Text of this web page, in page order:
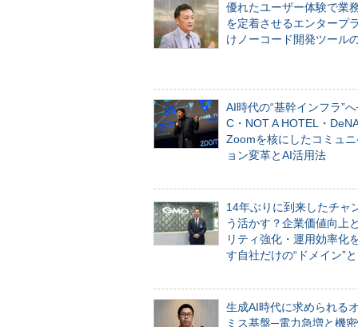
優れたユーザー体験で業
を定着させるエンタープ
けノーコード開発ツール
AI時代の“基幹インフラ”
C・NOT A HOTEL・
Zoomを核にしたコミュ
ョン変革とAI活用法
14年ぶりに到来したチャ
う活かす？企業価値向上
リティ強化・運用効率化
す自社だけの“ドメイン”
生成AI時代に求められる
ミス基盤─電力急増と機